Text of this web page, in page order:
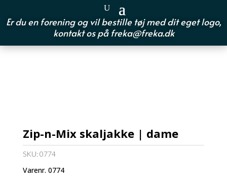
Er du en forening og vil bestille tøj med dit eget logo,
kontakt os på freka@freka.dk
Zip-n-Mix skaljakke | dame
SKU:0774
Varenr. 0774